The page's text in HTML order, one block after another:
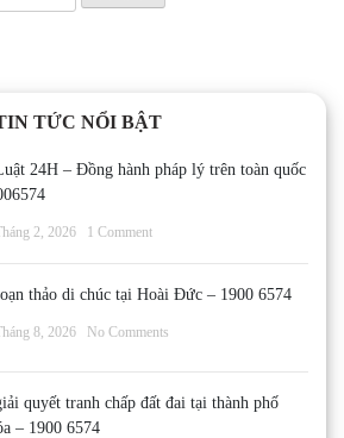
TỨC NỔI BẬT
24H – Đồng hành pháp lý trên toàn quốc
2, 2026 1 Comment
thảo di chúc tại Hoài Đức – 1900 6574
8, 2026 No Comments
quyết tranh chấp đất đai tại thành phố
– 1900 6574